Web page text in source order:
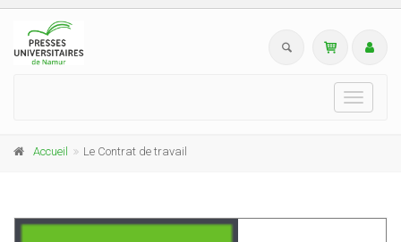
Toggle
Accueil Le Contrat de travail